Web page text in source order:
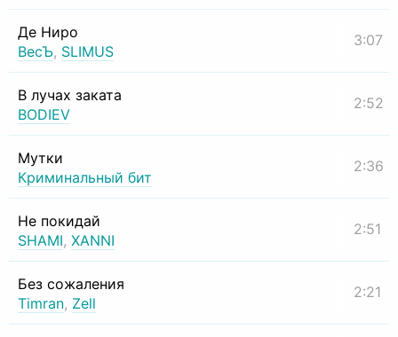
Де Ниро
ВесЪ, SLIMUS
3:07
В лучах заката
BODIEV
2:52
Мутки
Криминальный бит
2:36
Не покидай
SHAMI, XANNI
2:51
Без сожаления
Timran, Zell
2:21